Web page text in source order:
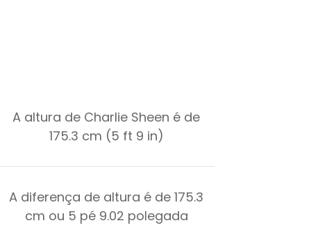
A altura de Charlie Sheen é de
175.3 cm (5 ft 9 in)
A diferença de altura é de175.3
cm ou 5 pé 9.02 polegada